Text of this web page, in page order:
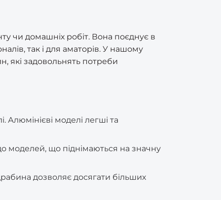
чи домашніх робіт. Вона поєднує в
так і для аматорів. У нашому
які задовольнять потреби
Алюмінієві моделі легші та
моделей, що піднімаються на значну
дозволяє досягати більших